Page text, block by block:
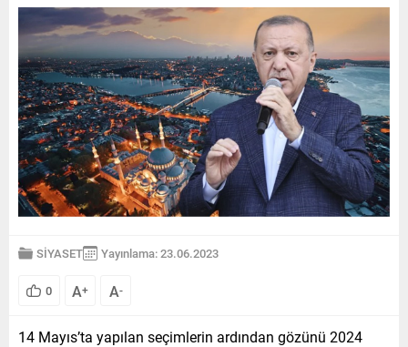
SİYASET Yayınlama: 23.06.2023
0 A+ A-
14 Mayıs’ta yapılan seçimlerin ardından gözünü 2024